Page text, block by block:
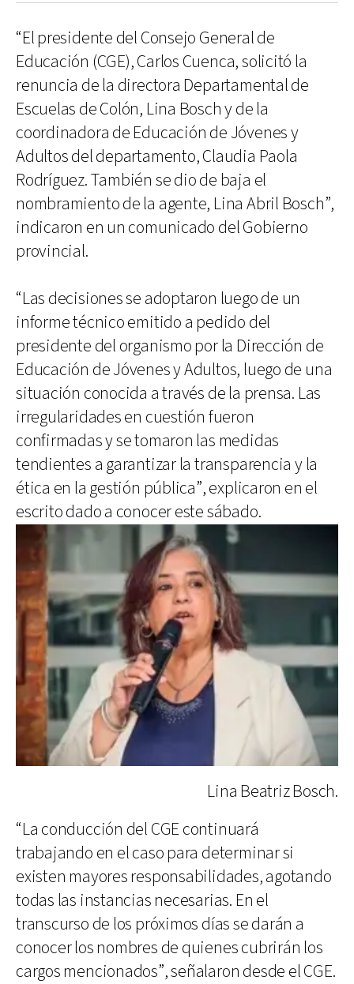
“El presidente del Consejo General de
Educación (CGE), Carlos Cuenca, solicitó la
renuncia de la directora Departamental de
Escuelas de Colón, Lina Bosch y de la
coordinadora de Educación de Jóvenes y
Adultos del departamento, Claudia Paola
Rodríguez. También se dio de baja el
nombramiento de la agente, Lina Abril Bosch”,
indicaron en un comunicado del Gobierno
provincial.
“Las decisiones se adoptaron luego de un
informe técnico emitido a pedido del
presidente del organismo por la Dirección de
Educación de Jóvenes y Adultos, luego de una
situación conocida a través de la prensa. Las
irregularidades en cuestión fueron
confirmadas y se tomaron las medidas
tendientes a garantizar la transparencia y la
ética en la gestión pública”, explicaron en el
escrito dado a conocer este sábado.
Lina Beatriz Bosch.
“La conducción del CGE continuará
trabajando en el caso para determinar si
existen mayores responsabilidades, agotando
todas las instancias necesarias. En el
transcurso de los próximos días se darán a
conocer los nombres de quienes cubrirán los
cargos mencionados”, señalaron desde el CGE.